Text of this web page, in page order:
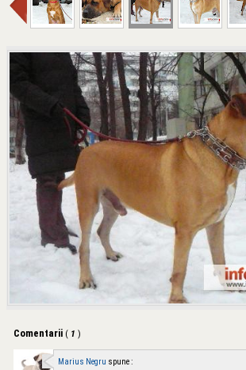
Comentarii( 1 )
Marius Negru spune :